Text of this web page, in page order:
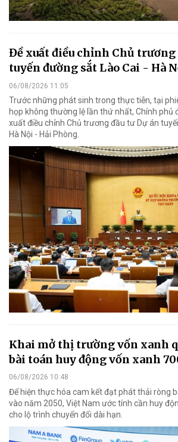
Đề xuất điều chỉnh Chủ trương
tuyến đường sắt Lào Cai - Hà
06/08/2026 11:05
Trước những phát sinh trong thực tiễn, tại
họp không thường lệ lần thứ nhất, Chính phủ
xuất điều chỉnh Chủ trương đầu tư Dự án
Hà Nội - Hải Phòng.
Khai mở thị trường vốn xanh
bài toán huy động vốn xanh
06/08/2026 10:48
Để hiện thực hóa cam kết đạt phát thải ròng
vào năm 2050, Việt Nam ước tính cần huy
cho lộ trình chuyển đổi dài hạn.